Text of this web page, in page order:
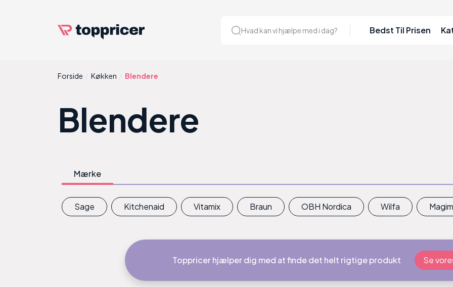
Hvad kan vi hjælpe med i dag? Bedst Til Prisen
Forside Køkken Blendere
Blendere
Mærke
Sage Kitchenaid Vitamix Braun OBH Nordica Wilfa
Toppricer hjælper dig med at finde det helt rigtige produkt Se